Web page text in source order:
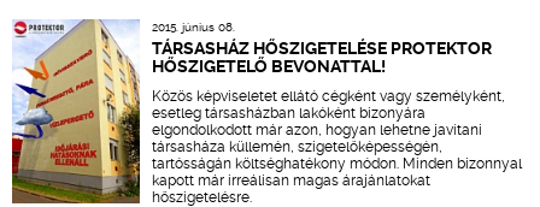
2015. június 08.
TÁRSASHÁZ HŐSZIGETELÉSE PROTEKTOR
HŐSZIGETELŐ BEVONATTAL!
Közös képviseletet ellátó cégként vagy személyként,
esetleg társasházban lakóként bizonyára
elgondolkodott már azon, hogyan lehetne javítani
társasháza küllemén, szigetelőképességén,
tartósságán költséghatékony módon. Minden bizonnyal
kapott már irreálisan magas árajánlatokat
hőszigetelésre.